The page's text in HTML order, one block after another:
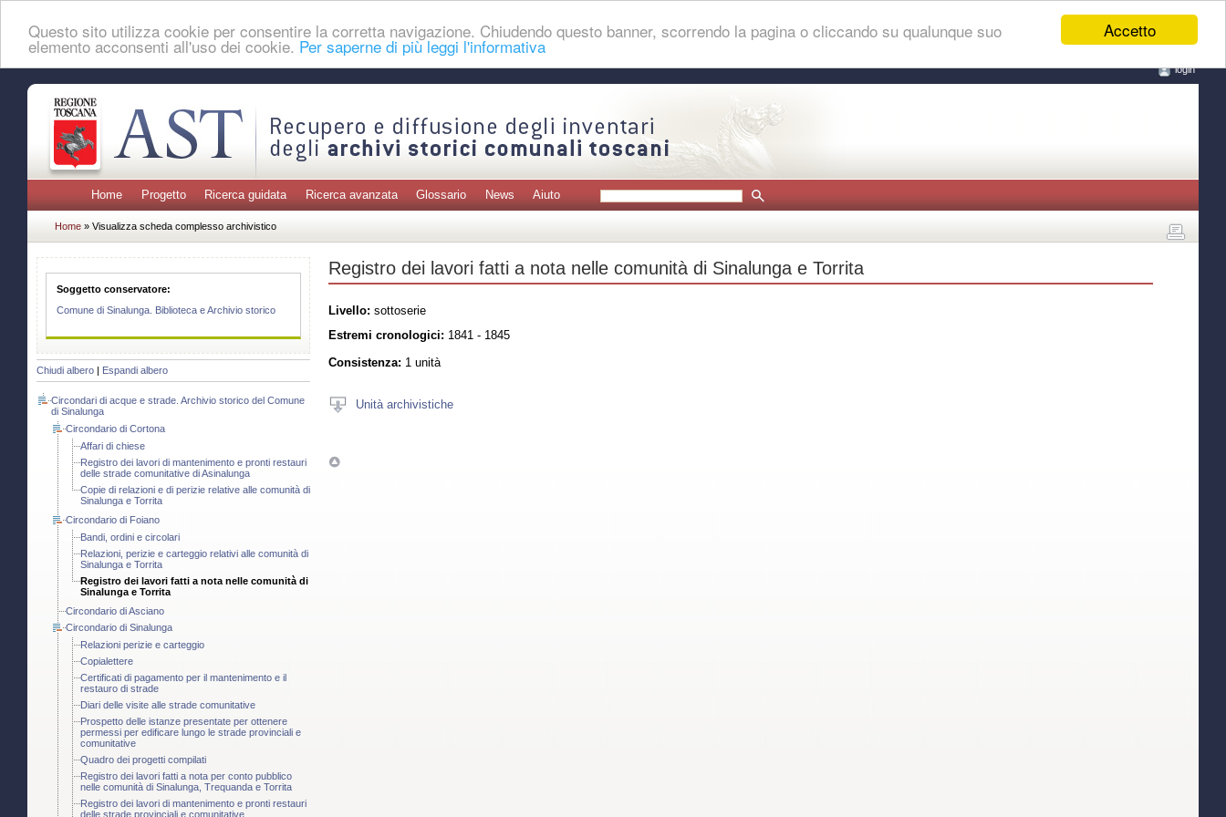
Accetto
Questo sito utilizza cookie per consentire la corretta navigazione. Chiudendo questo banner, scorrendo la pagina o cliccando su qualunque suo
elemento acconsenti all'uso dei cookie. Per saperne di più leggi l'informativa
login
Home Progetto Ricerca guidata Ricerca avanzata Glossario News Aiuto
Home » Visualizza scheda complesso archivistico
Soggetto conservatore:
Comune di Sinalunga. Biblioteca e Archivio storico
Chiudi albero Espandi albero
Circondari di acque e strade. Archivio storico del Comune
di Sinalunga
Circondario di Cortona
Affari di chiese
Registro dei lavori di mantenimento e pronti restauri
delle strade comunitative di Asinalunga
Copie di relazioni e di perizie relative alle comunità di
Sinalunga e Torrita
Circondario di Foiano
Bandi, ordini e circolari
Relazioni, perizie e carteggio relativi alle comunità di
Sinalunga e Torrita
Registro dei lavori fatti a nota nelle comunità di
Sinalunga e Torrita
Circondario di Asciano
Circondario di Sinalunga
Relazioni perizie e carteggio
Copialettere
Certificati di pagamento per il mantenimento e il
restauro di strade
Diari delle visite alle strade comunitative
Prospetto delle istanze presentate per ottenere
permessi per edificare lungo le strade provinciali e
comunitative
Quadro dei progetti compilati
Registro dei lavori fatti a nota per conto pubblico
nelle comunità di Sinalunga, Trequanda e Torrita
Registro dei lavori di mantenimento e pronti restauri
delle strade provinciali e comunitative
Registro dei lavori fatti a nota nelle comunità di Sinalunga e Torrita
Livello: sottoserie
Estremi cronologici: 1841 - 1845
Consistenza: 1 unità
Unità archivistiche